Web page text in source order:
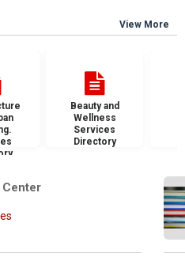
View More
Beauty and
Wellness
Services
Directory